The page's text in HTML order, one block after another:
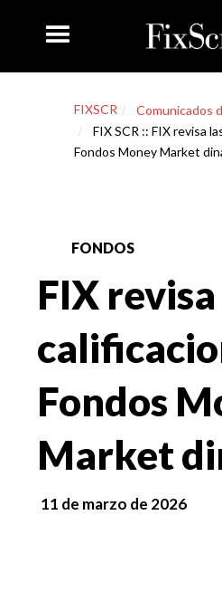
FIXSCR
Comunicados
FIX SCR :: FIX revisa
Fondos Money Market
FONDOS
FIX
Fondos
Market
11 de marzo de 2026